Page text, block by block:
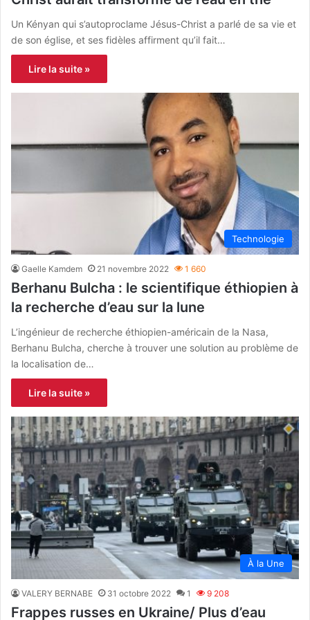
Un Kényan qui s’autoproclame Jésus-Christ a parlé de sa vie et
de son église, et ses fidèles affirment qu’il fait…
Lire la suite »
Technologie
Gaelle Kamdem 21 novembre 2022 1 660
Berhanu Bulcha : le scientifique éthiopien à
la recherche d’eau sur la lune
L’ingénieur de recherche éthiopien-américain de la Nasa,
Berhanu Bulcha, cherche à trouver une solution au problème de
la localisation de…
Lire la suite »
À la Une
VALERY BERNABE 31 octobre 2022 1 9 208
Frappes russes en Ukraine/ Plus d’eau